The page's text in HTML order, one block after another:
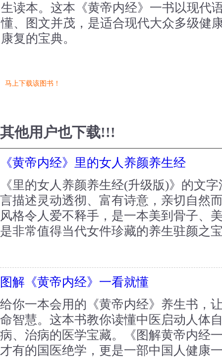
生读本。这本《黄帝内经》一书以现代
懂、图文并茂，是适合现代大众多级健
康复的宝典。
马上下载该图书！
其他用户也下载!!!
《黄帝内经》里的女人养颜养生经
《里的女人养颜养生经(升级版)》的文
言描述灵动透彻、富有诗意，亲切自然
风格令人爱不释手，是一本美到骨子、
是非常值得当代女件珍藏的养生驻颜之
图解《黄帝内经》一看就懂
给你一本会用的《黄帝内经》养生书，
命智慧。这本书教你读懂中医启动人体
病、治病的医学宝藏。《图解黄帝内经
才有的国医绝学，更是一部中国人健康